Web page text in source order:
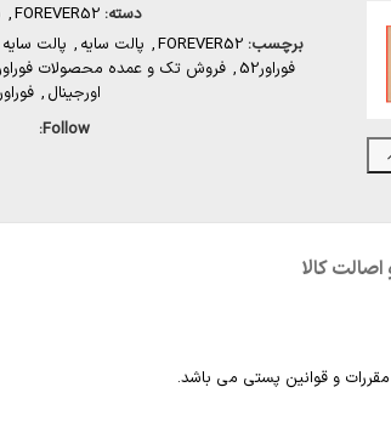
دسته: FOREVER52
,
برچسب: FOREVER52
, پالت سایه , پالت
فوراور52
, فروش تک و عمده محصولات
اورجینال , فوراور52
Follow:
کالا
و قوانین پستی می باشد.